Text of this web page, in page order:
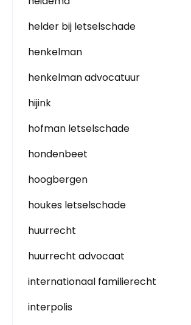
helder bij letselschade
henkelman
henkelman advocatuur
hijink
hofman letselschade
hondenbeet
hoogbergen
houkes letselschade
huurrecht
huurrecht advocaat
internationaal familierecht
interpolis